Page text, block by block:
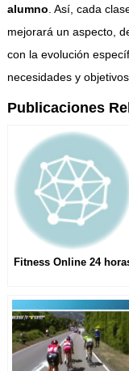
alumno . Así, cada
mejorará un aspecto,
con la evolución
necesidades y objetivos.
Publicaciones
Fitness Online 24